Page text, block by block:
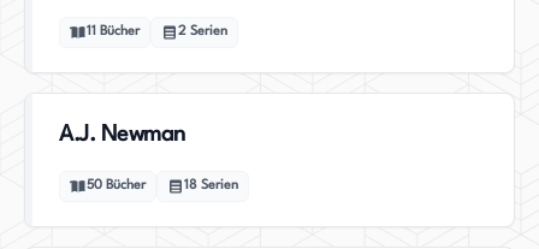
11 Bücher 2 Serien
A.J. Newman
50 Bücher 18 Serien